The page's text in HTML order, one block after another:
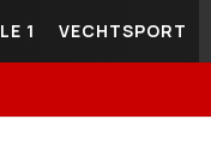
1 VECHTSPORT